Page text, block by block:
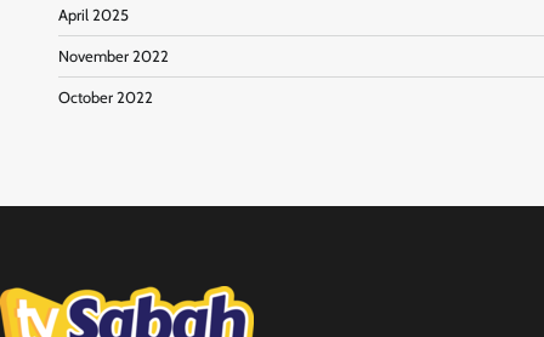
April 2025
November 2022
October 2022